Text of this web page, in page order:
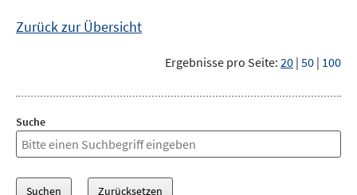
Zurück zur Übersicht
Ergebnisse pro Seite: 20 | 50 | 100
Suche